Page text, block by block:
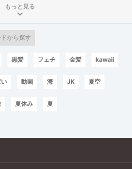
もっと見る
から探す
黒髪 フェチ 金髪 kawaii
動画 海 JK 夏空
夏休み 夏